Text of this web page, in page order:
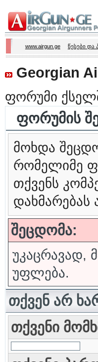
www.airgun.ge წესები და
Georgian
ფორუმი
ფორუმის
მოხდა
რომელიმე
თქვენს
დახმარებას
შეცდომა:
უკაცრავად,
უფლება.
თქვენ არ
თქვენი